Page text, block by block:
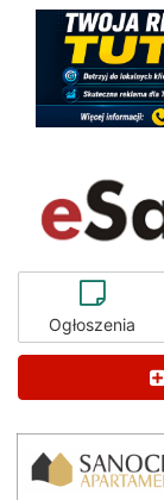
Ogłoszenia